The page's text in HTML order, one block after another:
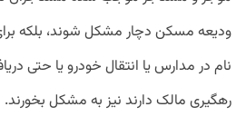
ودیعه مسکن دچار مشکل شوند، بلکه
رهگیری مالک دارند نیز به مشکل بخورند.